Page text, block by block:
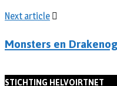
Next article
Monsters en